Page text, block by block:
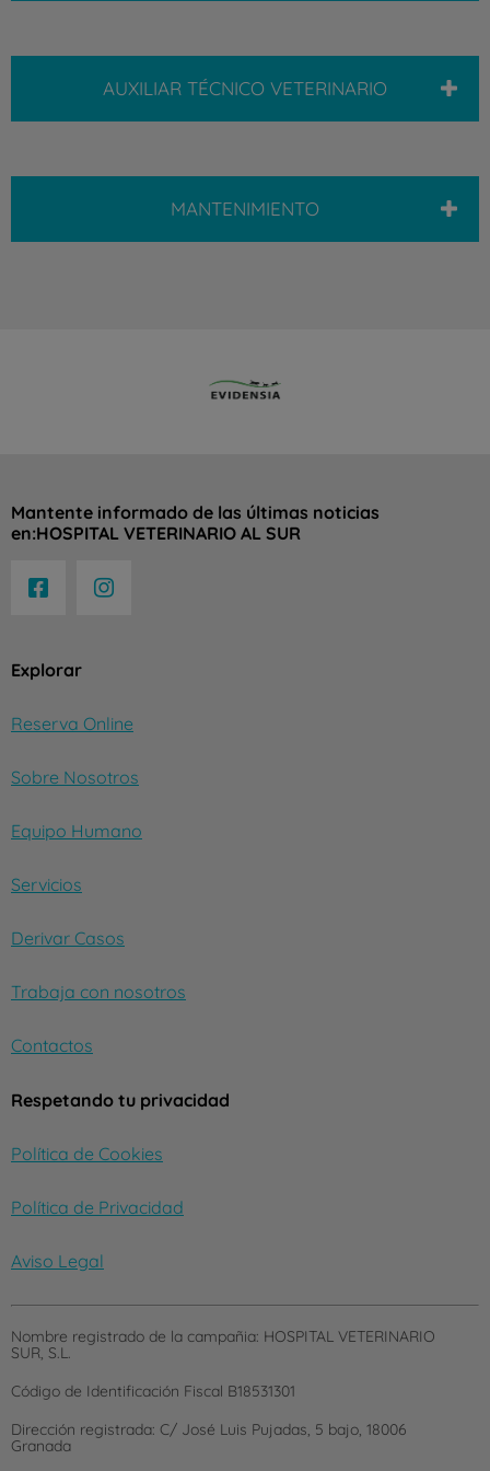
AUXILIAR TÉCNICO VETERINARIO
MANTENIMIENTO
Explorar
Reserva Online
Sobre Nosotros
Equipo Humano
Servicios
Derivar Casos
Trabaja con nosotros
Contactos
Respetando tu privacidad
Política de Cookies
Política de Privacidad
Aviso Legal
Mantente informado de las últimas noticias
en:HOSPITAL VETERINARIO AL SUR
Nombre registrado de la campañia: HOSPITAL VETERINARIO
SUR, S.L.
Código de Identificación Fiscal B18531301
Dirección registrada: C/ José Luis Pujadas, 5 bajo, 18006
Granada